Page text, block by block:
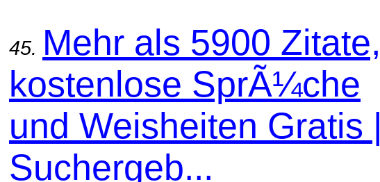
45. Mehr als 5900 Zitate,
kostenlose SprÃ¼che
und Weisheiten Gratis |
Suchergeb...